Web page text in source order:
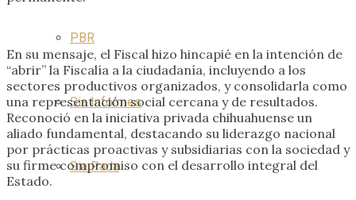
PBR
Sia Informes
Sia Pada
En su mensaje, el Fiscal hizo hincapié en la intención de
“abrir” la Fiscalía a la ciudadanía, incluyendo a los
sectores productivos organizados, y consolidarla como
una representación social cercana y de resultados.
Reconoció en la iniciativa privada chihuahuense un
aliado fundamental, destacando su liderazgo nacional
por prácticas proactivas y subsidiarias con la sociedad y
su firme compromiso con el desarrollo integral del
Estado.